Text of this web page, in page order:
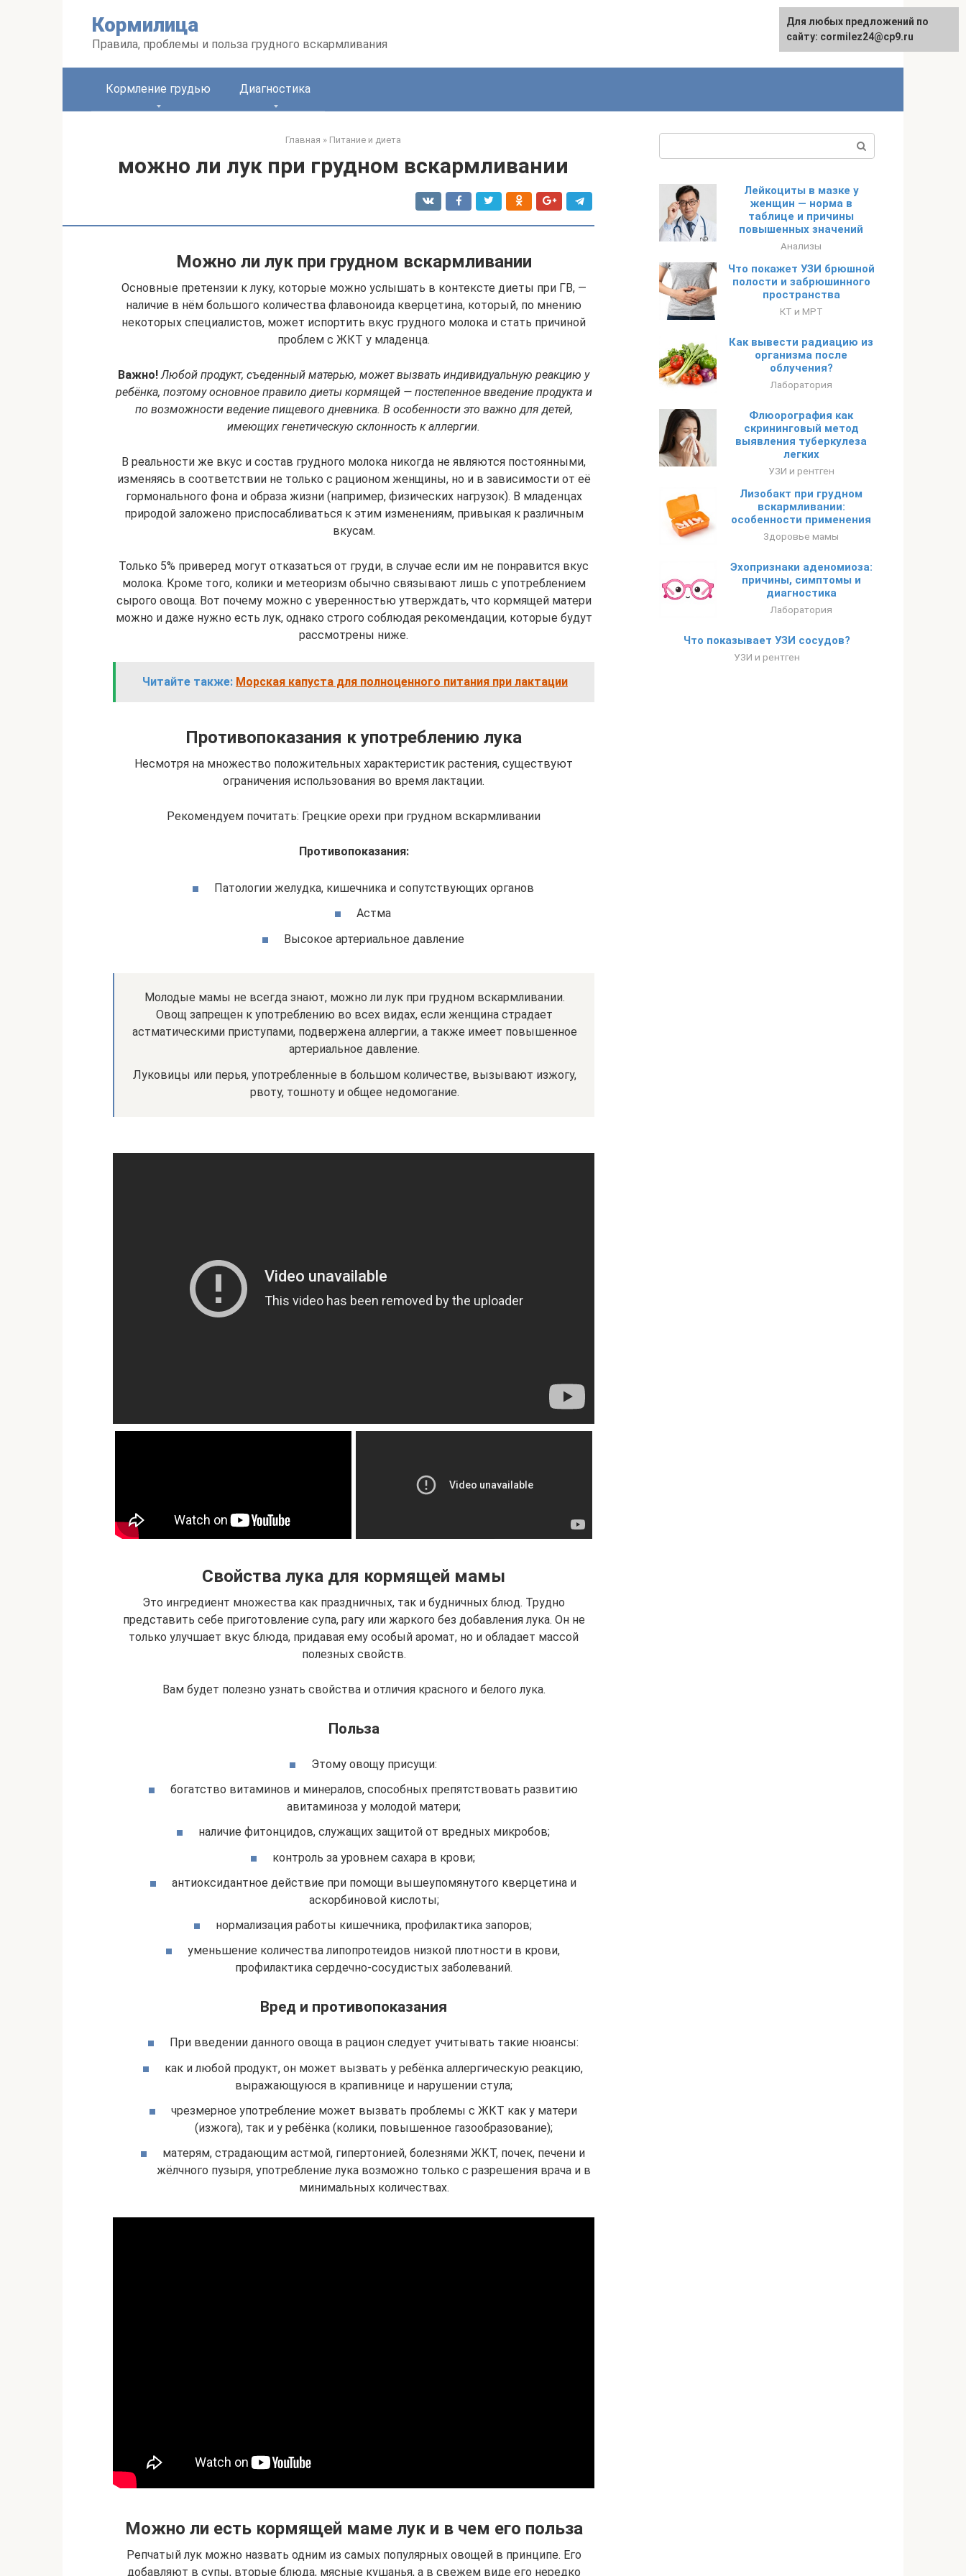
Кормилица
Правила, проблемы и польза грудного вскармливания
Кормление грудью Диагностика
Главная » Питание и диета
можно ли лук при грудном вскармливании
Можно ли лук при грудном вскармливании
Основные претензии к луку, которые можно услышать в контексте диеты при ГВ, —
наличие в нём большого количества флавоноида кверцетина, который, по мнению
некоторых специалистов, может испортить вкус грудного молока и стать причиной
проблем с ЖКТ у младенца.
Важно! Любой продукт, съеденный матерью, может вызвать индивидуальную реакцию у
ребёнка, поэтому основное правило диеты кормящей — постепенное введение продукта и
по возможности ведение пищевого дневника. В особенности это важно для детей,
имеющих генетическую склонность к аллергии.
В реальности же вкус и состав грудного молока никогда не являются постоянными,
изменяясь в соответствии не только с рационом женщины, но и в зависимости от её
гормонального фона и образа жизни (например, физических нагрузок). В младенцах
природой заложено приспосабливаться к этим изменениям, привыкая к различным
вкусам.
Только 5% приверед могут отказаться от груди, в случае если им не понравится вкус
молока. Кроме того, колики и метеоризм обычно связывают лишь с употреблением
сырого овоща. Вот почему можно с уверенностью утверждать, что кормящей матери
можно и даже нужно есть лук, однако строго соблюдая рекомендации, которые будут
рассмотрены ниже.
Читайте также: Морская капуста для полноценного питания при лактации
Противопоказания к употреблению лука
Несмотря на множество положительных характеристик растения, существуют
ограничения использования во время лактации.
Рекомендуем почитать: Грецкие орехи при грудном вскармливании
Противопоказания:
Патологии желудка, кишечника и сопутствующих органов
Астма
Высокое артериальное давление
Молодые мамы не всегда знают, можно ли лук при грудном вскармливании.
Овощ запрещен к употреблению во всех видах, если женщина страдает
астматическими приступами, подвержена аллергии, а также имеет повышенное
артериальное давление.
Луковицы или перья, употребленные в большом количестве, вызывают изжогу,
рвоту, тошноту и общее недомогание.
Свойства лука для кормящей мамы
Это ингредиент множества как праздничных, так и будничных блюд. Трудно
представить себе приготовление супа, рагу или жаркого без добавления лука. Он не
только улучшает вкус блюда, придавая ему особый аромат, но и обладает массой
полезных свойств.
Вам будет полезно узнать свойства и отличия красного и белого лука.
Польза
Этому овощу присущи:
богатство витаминов и минералов, способных препятствовать развитию
авитаминоза у молодой матери;
наличие фитонцидов, служащих защитой от вредных микробов;
контроль за уровнем сахара в крови;
антиоксидантное действие при помощи вышеупомянутого кверцетина и
аскорбиновой кислоты;
нормализация работы кишечника, профилактика запоров;
уменьшение количества липопротеидов низкой плотности в крови,
профилактика сердечно-сосудистых заболеваний.
Вред и противопоказания
При введении данного овоща в рацион следует учитывать такие нюансы:
как и любой продукт, он может вызвать у ребёнка аллергическую реакцию,
выражающуюся в крапивнице и нарушении стула;
чрезмерное употребление может вызвать проблемы с ЖКТ как у матери
(изжога), так и у ребёнка (колики, повышенное газообразование);
матерям, страдающим астмой, гипертонией, болезнями ЖКТ, почек, печени и
жёлчного пузыря, употребление лука возможно только с разрешения врача и в
минимальных количествах.
Можно ли есть кормящей маме лук и в чем его польза
Репчатый лук можно назвать одним из самых популярных овощей в принципе. Его
добавляют в супы, вторые блюда, мясные кушанья, а в свежем виде его нередко
Лейкоциты в мазке у
женщин — норма в
таблице и причины
повышенных значений
Анализы
Что покажет УЗИ брюшной
полости и забрюшинного
пространства
КТ и МРТ
Как вывести радиацию из
организма после
облучения?
Лаборатория
Флюорография как
скрининговый метод
выявления туберкулеза
легких
УЗИ и рентген
Лизобакт при грудном
вскармливании:
особенности применения
Здоровье мамы
Эхопризнаки аденомиоза:
причины, симптомы и
диагностика
Лаборатория
Что показывает УЗИ сосудов?
УЗИ и рентген
Для любых предложений по
сайту: cormilez24@cp9.ru